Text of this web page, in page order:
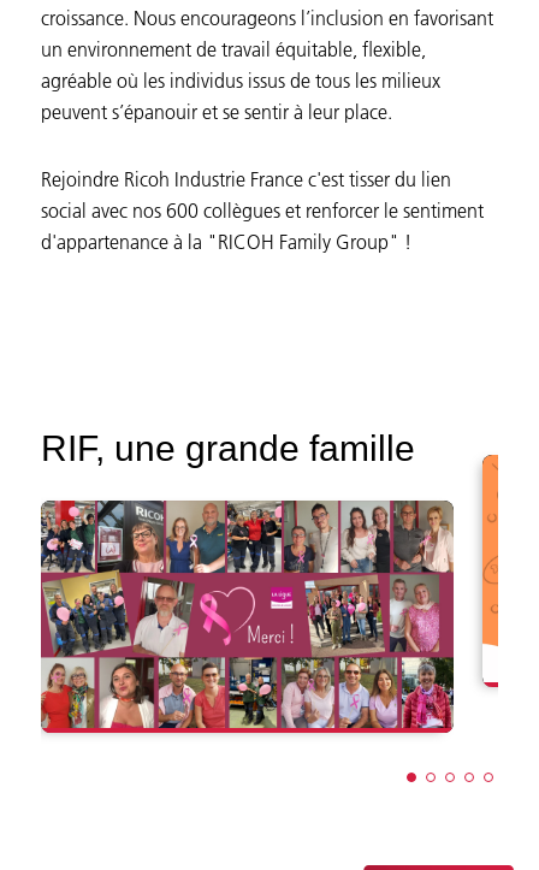
croissance. Nous encourageons l’inclusion en favorisant
un environnement de travail équitable, flexible,
agréable où les individus issus de tous les milieux
peuvent s’épanouir et se sentir à leur place.
Rejoindre Ricoh Industrie France c'est tisser du lien
social avec nos 600 collègues et renforcer le sentiment
d'appartenance à la "RICOH Family Group" !
RIF, une grande famille